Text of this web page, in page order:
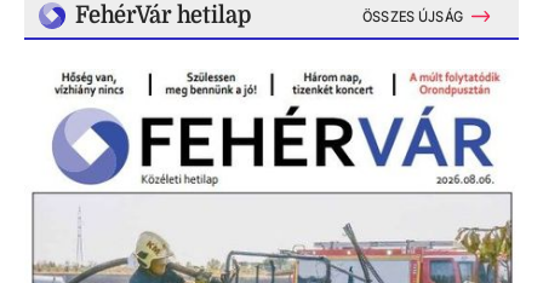
FehérVár hetilap ÖSSZES ÚJSÁG